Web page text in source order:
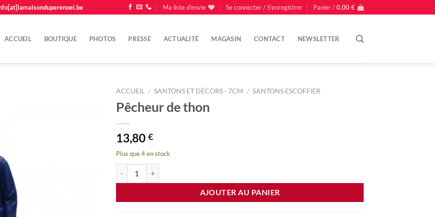
Ma liste d'envie Se connecter / S’enregistrer Panier /0,00€
ACCUEIL BOUTIQUE PHOTOS PRESSE ACTUALITÉ MAGASIN CONTACT NEWSLETTER
ACCUEIL / SANTONS ET DÉCORS - 7CM / SANTONS ESCOFFIER
Pêcheur de thon
13,80 €
Plus que 4 en stock
AJOUTER AU PANIER